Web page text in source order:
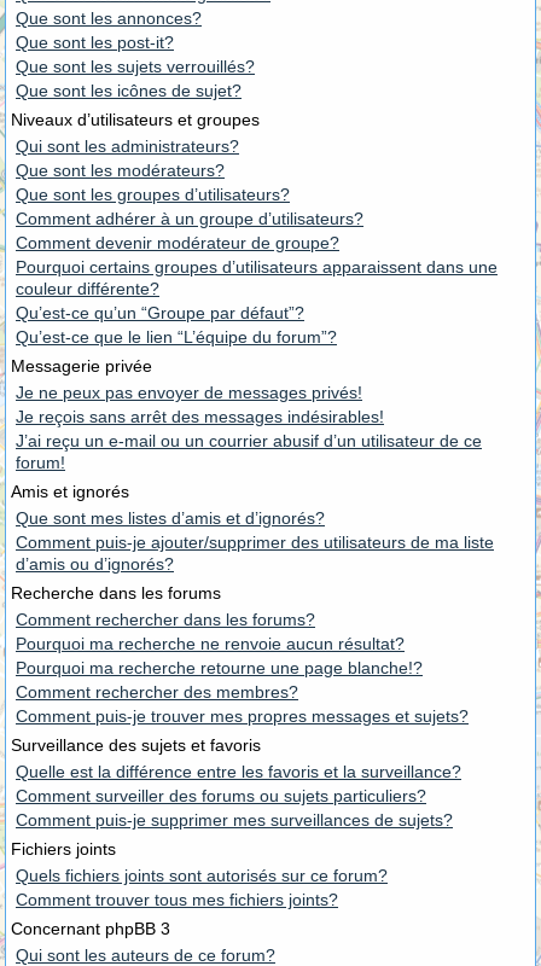
Que sont les annonces?
Que sont les post-it?
Que sont les sujets verrouillés?
Que sont les icônes de sujet?
Niveaux d’utilisateurs et groupes
Qui sont les administrateurs?
Que sont les modérateurs?
Que sont les groupes d’utilisateurs?
Comment adhérer à un groupe d’utilisateurs?
Comment devenir modérateur de groupe?
Pourquoi certains groupes d’utilisateurs apparaissent dans une
couleur différente?
Qu’est-ce qu’un “Groupe par défaut”?
Qu’est-ce que le lien “L’équipe du forum”?
Messagerie privée
Je ne peux pas envoyer de messages privés!
Je reçois sans arrêt des messages indésirables!
J’ai reçu un e-mail ou un courrier abusif d’un utilisateur de ce
forum!
Amis et ignorés
Que sont mes listes d’amis et d’ignorés?
Comment puis-je ajouter/supprimer des utilisateurs de ma liste
d’amis ou d’ignorés?
Recherche dans les forums
Comment rechercher dans les forums?
Pourquoi ma recherche ne renvoie aucun résultat?
Pourquoi ma recherche retourne une page blanche!?
Comment rechercher des membres?
Comment puis-je trouver mes propres messages et sujets?
Surveillance des sujets et favoris
Quelle est la différence entre les favoris et la surveillance?
Comment surveiller des forums ou sujets particuliers?
Comment puis-je supprimer mes surveillances de sujets?
Fichiers joints
Quels fichiers joints sont autorisés sur ce forum?
Comment trouver tous mes fichiers joints?
Concernant phpBB 3
Qui sont les auteurs de ce forum?